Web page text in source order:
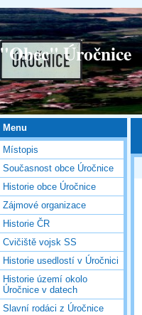
"Obec" Úročnice
Menu
Místopis
Současnost obce Úročnice
Historie obce Úročnice
Zájmové organizace
Historie ČR
Cvičiště vojsk SS
Historie usedlostí v Úročnici
Historie území okolo
Úročnice v datech
Slavní rodáci z Úročnice